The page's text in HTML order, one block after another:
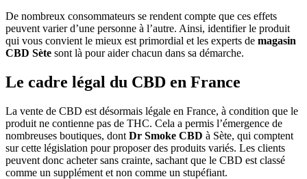
De nombreux consommateurs se rendent compte que ces effets
peuvent varier d’une personne à l’autre. Ainsi, identifier le produit
qui vous convient le mieux est primordial et les experts de magasin
CBD Sète sont là pour aider chacun dans sa démarche.
Le cadre légal du CBD en France
La vente de CBD est désormais légale en France, à condition que le
produit ne contienne pas de THC. Cela a permis l’émergence de
nombreuses boutiques, dont Dr Smoke CBD à Sète, qui comptent
sur cette législation pour proposer des produits variés. Les clients
peuvent donc acheter sans crainte, sachant que le CBD est classé
comme un supplément et non comme un stupéfiant.